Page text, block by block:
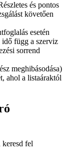
és pontos
követően
esetén
függ a szerviz
sorrend
meghibásodása)
ahol a listaáraktól
fel